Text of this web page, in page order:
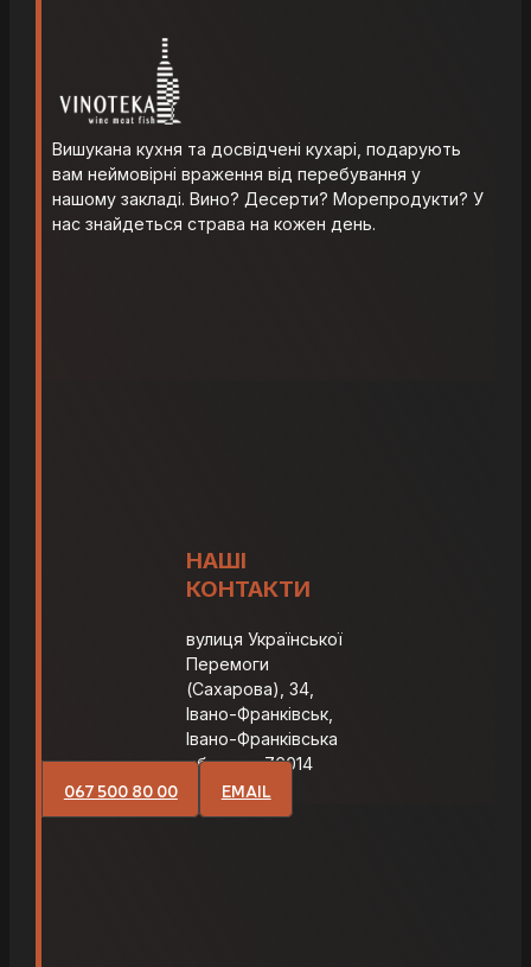
Вишукана кухня та досвідчені кухарі, подарують
вам неймовірні враження від перебування у
нашому закладі. Вино? Десерти? Морепродукти? У
нас знайдеться страва на кожен день.
НАШІ
КОНТАКТИ
вулиця Української
Перемоги
(Сахарова), 34,
Івано-Франківськ,
Івано-Франківська
область, 76014
067 500 80 00 EMAIL